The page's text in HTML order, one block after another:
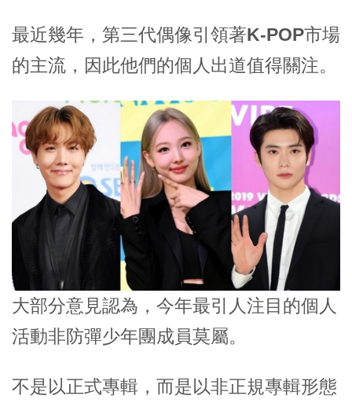
最近幾年，第三代偶像引領著K-POP市場
的主流 ，因此他們的個人出道值得關注。
大部分意見認為，今年最引人注目的個人
活動非防彈少年團成員莫屬。
不是以正式專輯，而是以非正規專輯形態